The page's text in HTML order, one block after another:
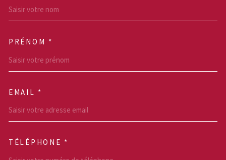
PRÉNOM *
EMAIL *
TÉLÉPHONE *